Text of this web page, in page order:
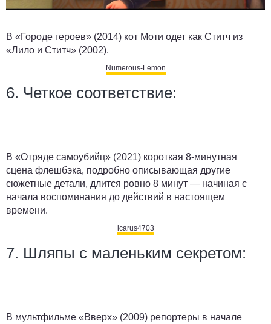
В «Городе героев» (2014) кот Моти одет как Ститч из
«Лило и Ститч» (2002).
Numerous-Lemon
6. Четкое соответствие:
В «Отряде самоубийц» (2021) короткая 8-минутная
сцена флешбэка, подробно описывающая другие
сюжетные детали, длится ровно 8 минут — начиная с
начала воспоминания до действий в настоящем
времени.
icarus4703
7. Шляпы с маленьким секретом:
В мультфильме «Вверх» (2009) репортеры в начале